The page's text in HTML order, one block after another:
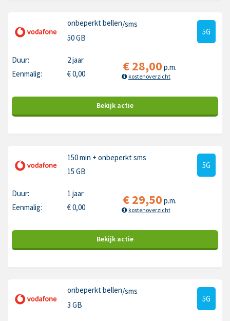
onbeperkt bellen/sms
50 GB
5G
Duur:
2 jaar
Eenmalig:
€0,00 €28,00 p.m.
kostenoverzicht
Bekijk actie
150 min + onbeperkt sms
15 GB
5G
Duur:
1 jaar
Eenmalig:
€0,00 €29,50 p.m.
kostenoverzicht
Bekijk actie
onbeperkt bellen/sms
3 GB
5G